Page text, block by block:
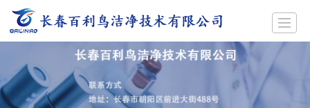
首页 产品展示 新闻动态 工程案例 招聘